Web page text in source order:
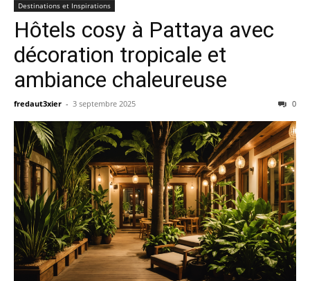
Destinations et Inspirations
Hôtels cosy à Pattaya avec
décoration tropicale et
ambiance chaleureuse
fredaut3xier - 3 septembre 2025 0